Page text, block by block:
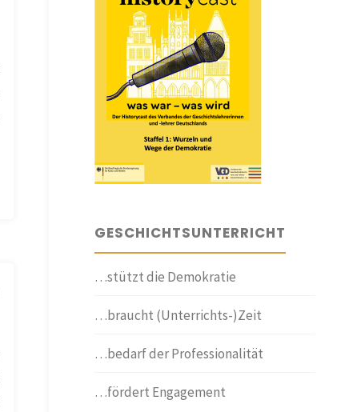
GESCHICHTSUNTERRICHT
…stützt die Demokratie
…braucht (Unterrichts-)Zeit
…bedarf der Professionalität
…fördert Engagement